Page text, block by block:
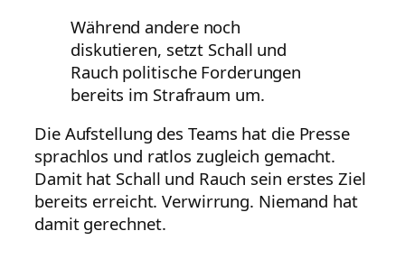
Während andere noch
diskutieren, setzt Schall und
Rauch politische Forderungen
bereits im Strafraum um.
Die Aufstellung des Teams hat die Presse
sprachlos und ratlos zugleich gemacht.
Damit hat Schall und Rauch sein erstes Ziel
bereits erreicht. Verwirrung. Niemand hat
damit gerechnet.